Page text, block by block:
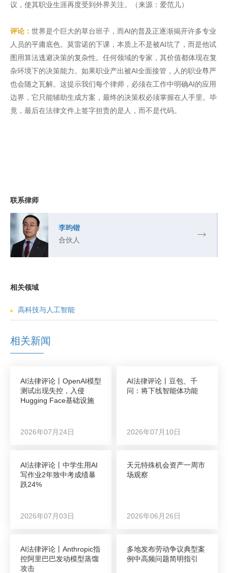
议，使其职业生涯再度受到外界关注。（来源：爱范儿）
评论： 世界是个巨大的草台班子，而AI的普及正逐渐揭开许多专业
人员的平庸底色。莫雷诺的下课，本质上不是被AI坑了，而是他试
图用算法逃避决策的复杂性。任何领域的专家，其价值都体现在复
杂环境下的决策能力。如果职业产出被AI全面接管，人的职业尊严
也会随之瓦解。这提示我们每个律师，必须在工作中明确AI的应用
边界，它只能辅助生成方案，最终的决策权必须掌握在人手里。毕
竟，最后在法律文件上签字担责的是人，而不是代码。
联系律师
李昀锴
合伙人
相关领域
高科技与人工智能
相关新闻
AI法律评论丨OpenAI模型
测试出现失控，入侵
Hugging Face基础设施
2026年07月24日
AI法律评论丨豆包、千
问：将下线智能体功能
2026年07月10日
AI法律评论丨中学生用AI
写作业2年致中考成绩暴
跌24%
2026年07月03日
天元特殊机会资产一周市
场观察
2026年06月26日
AI法律评论丨Anthropic指
控阿里巴巴发动模型蒸馏
攻击
多地发布劳动争议典型案
例中高频问题简明指引